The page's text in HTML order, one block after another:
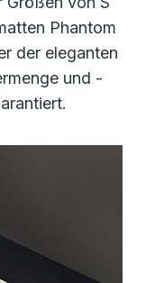
Phantom
der eleganten
und -